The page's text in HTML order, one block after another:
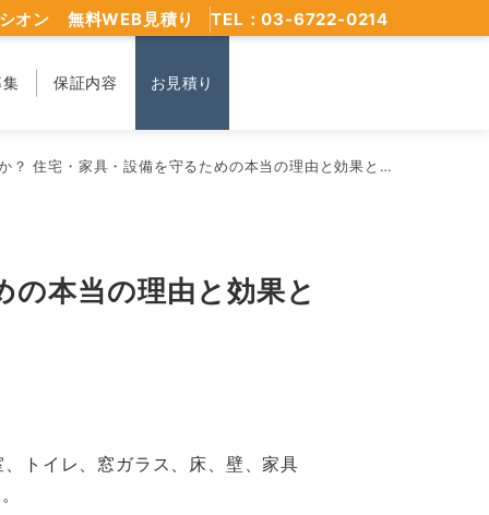
保証内容 お見積り
オン 無料WEB見積り TEL：03-6722-0214
住宅・家具・設備を守るための本当の理由と効果とは」
本当の理由と効果と
トイレ、窓ガラス、床、壁、家具